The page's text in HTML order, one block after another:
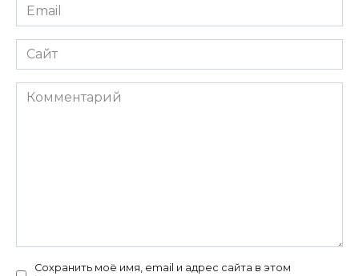
Email
*
Сайт
Комментарий
Сохранить моё имя, email и адрес сайта в этом